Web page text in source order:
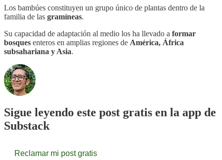
Los bambúes constituyen un grupo único de plantas dentro de la
familia de las gramíneas.
Su capacidad de adaptación al medio los ha llevado a formar
bosques enteros en amplias regiones de América, África
subsahariana y Asia.
Sigue leyendo este post gratis en la app de
Substack
Reclamar mi post gratis